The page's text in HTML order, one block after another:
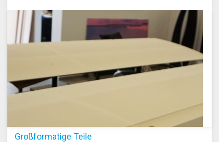
Großformatige Teile